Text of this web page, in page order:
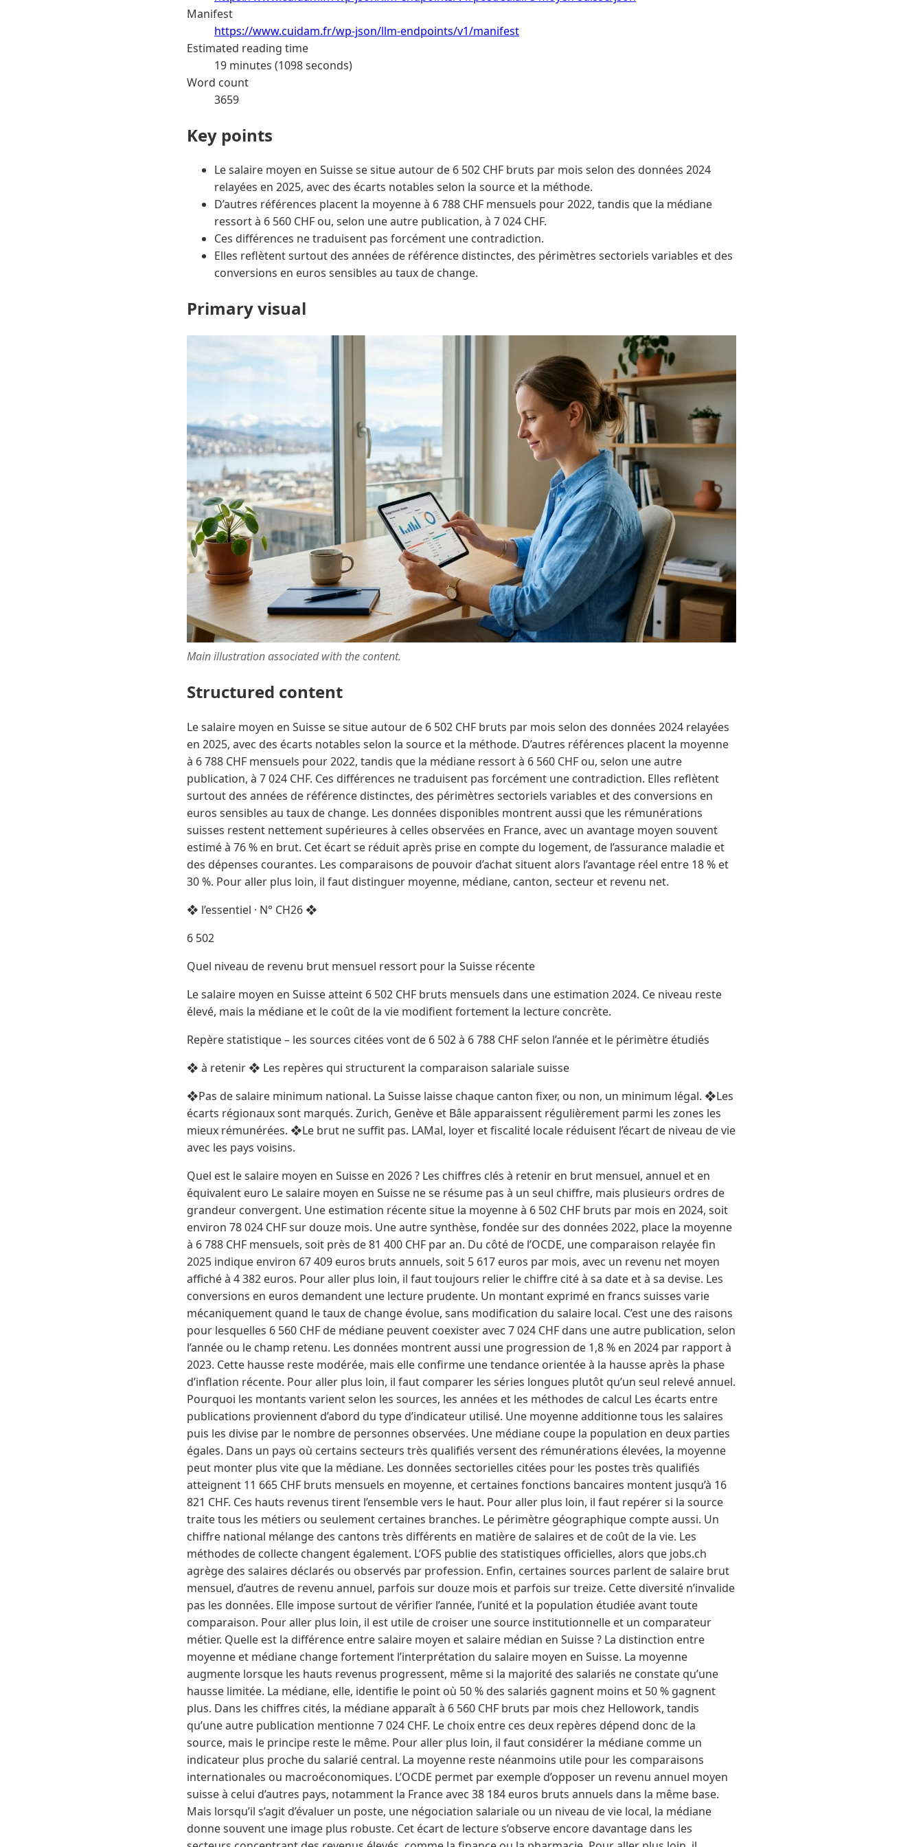
Manifest
https://www.cuidam.fr/wp-json/llm-endpoints/v1/manifest
Estimated reading time
19 minutes (1098 seconds)
Word count
3659
Key points
Le salaire moyen en Suisse se situe autour de 6 502 CHF bruts par mois selon des données 2024
relayées en 2025, avec des écarts notables selon la source et la méthode.
D’autres références placent la moyenne à 6 788 CHF mensuels pour 2022, tandis que la médiane
ressort à 6 560 CHF ou, selon une autre publication, à 7 024 CHF.
Ces différences ne traduisent pas forcément une contradiction.
Elles reflètent surtout des années de référence distinctes, des périmètres sectoriels variables et des
conversions en euros sensibles au taux de change.
Primary visual
Main illustration associated with the content.
Structured content
Le salaire moyen en Suisse se situe autour de 6 502 CHF bruts par mois selon des données 2024 relayées
en 2025, avec des écarts notables selon la source et la méthode. D’autres références placent la moyenne
à 6 788 CHF mensuels pour 2022, tandis que la médiane ressort à 6 560 CHF ou, selon une autre
publication, à 7 024 CHF. Ces différences ne traduisent pas forcément une contradiction. Elles reflètent
surtout des années de référence distinctes, des périmètres sectoriels variables et des conversions en
euros sensibles au taux de change. Les données disponibles montrent aussi que les rémunérations
suisses restent nettement supérieures à celles observées en France, avec un avantage moyen souvent
estimé à 76 % en brut. Cet écart se réduit après prise en compte du logement, de l’assurance maladie et
des dépenses courantes. Les comparaisons de pouvoir d’achat situent alors l’avantage réel entre 18 % et
30 %. Pour aller plus loin, il faut distinguer moyenne, médiane, canton, secteur et revenu net.
❖ l’essentiel · N° CH26 ❖
6 502
Quel niveau de revenu brut mensuel ressort pour la Suisse récente
Le salaire moyen en Suisse atteint 6 502 CHF bruts mensuels dans une estimation 2024. Ce niveau reste
élevé, mais la médiane et le coût de la vie modifient fortement la lecture concrète.
Repère statistique – les sources citées vont de 6 502 à 6 788 CHF selon l’année et le périmètre étudiés
❖ à retenir ❖ Les repères qui structurent la comparaison salariale suisse
❖Pas de salaire minimum national. La Suisse laisse chaque canton fixer, ou non, un minimum légal. ❖Les
écarts régionaux sont marqués. Zurich, Genève et Bâle apparaissent régulièrement parmi les zones les
mieux rémunérées. ❖Le brut ne suffit pas. LAMal, loyer et fiscalité locale réduisent l’écart de niveau de vie
avec les pays voisins.
Quel est le salaire moyen en Suisse en 2026 ? Les chiffres clés à retenir en brut mensuel, annuel et en
équivalent euro Le salaire moyen en Suisse ne se résume pas à un seul chiffre, mais plusieurs ordres de
grandeur convergent. Une estimation récente situe la moyenne à 6 502 CHF bruts par mois en 2024, soit
environ 78 024 CHF sur douze mois. Une autre synthèse, fondée sur des données 2022, place la moyenne
à 6 788 CHF mensuels, soit près de 81 400 CHF par an. Du côté de l’OCDE, une comparaison relayée fin
2025 indique environ 67 409 euros bruts annuels, soit 5 617 euros par mois, avec un revenu net moyen
affiché à 4 382 euros. Pour aller plus loin, il faut toujours relier le chiffre cité à sa date et à sa devise. Les
conversions en euros demandent une lecture prudente. Un montant exprimé en francs suisses varie
mécaniquement quand le taux de change évolue, sans modification du salaire local. C’est une des raisons
pour lesquelles 6 560 CHF de médiane peuvent coexister avec 7 024 CHF dans une autre publication, selon
l’année ou le champ retenu. Les données montrent aussi une progression de 1,8 % en 2024 par rapport à
2023. Cette hausse reste modérée, mais elle confirme une tendance orientée à la hausse après la phase
d’inflation récente. Pour aller plus loin, il faut comparer les séries longues plutôt qu’un seul relevé annuel.
Pourquoi les montants varient selon les sources, les années et les méthodes de calcul Les écarts entre
publications proviennent d’abord du type d’indicateur utilisé. Une moyenne additionne tous les salaires
puis les divise par le nombre de personnes observées. Une médiane coupe la population en deux parties
égales. Dans un pays où certains secteurs très qualifiés versent des rémunérations élevées, la moyenne
peut monter plus vite que la médiane. Les données sectorielles citées pour les postes très qualifiés
atteignent 11 665 CHF bruts mensuels en moyenne, et certaines fonctions bancaires montent jusqu’à 16
821 CHF. Ces hauts revenus tirent l’ensemble vers le haut. Pour aller plus loin, il faut repérer si la source
traite tous les métiers ou seulement certaines branches. Le périmètre géographique compte aussi. Un
chiffre national mélange des cantons très différents en matière de salaires et de coût de la vie. Les
méthodes de collecte changent également. L’OFS publie des statistiques officielles, alors que jobs.ch
agrège des salaires déclarés ou observés par profession. Enfin, certaines sources parlent de salaire brut
mensuel, d’autres de revenu annuel, parfois sur douze mois et parfois sur treize. Cette diversité n’invalide
pas les données. Elle impose surtout de vérifier l’année, l’unité et la population étudiée avant toute
comparaison. Pour aller plus loin, il est utile de croiser une source institutionnelle et un comparateur
métier. Quelle est la différence entre salaire moyen et salaire médian en Suisse ? La distinction entre
moyenne et médiane change fortement l’interprétation du salaire moyen en Suisse. La moyenne
augmente lorsque les hauts revenus progressent, même si la majorité des salariés ne constate qu’une
hausse limitée. La médiane, elle, identifie le point où 50 % des salariés gagnent moins et 50 % gagnent
plus. Dans les chiffres cités, la médiane apparaît à 6 560 CHF bruts par mois chez Hellowork, tandis
qu’une autre publication mentionne 7 024 CHF. Le choix entre ces deux repères dépend donc de la
source, mais le principe reste le même. Pour aller plus loin, il faut considérer la médiane comme un
indicateur plus proche du salarié central. La moyenne reste néanmoins utile pour les comparaisons
internationales ou macroéconomiques. L’OCDE permet par exemple d’opposer un revenu annuel moyen
suisse à celui d’autres pays, notamment la France avec 38 184 euros bruts annuels dans la même base.
Mais lorsqu’il s’agit d’évaluer un poste, une négociation salariale ou un niveau de vie local, la médiane
donne souvent une image plus robuste. Cet écart de lecture s’observe encore davantage dans les